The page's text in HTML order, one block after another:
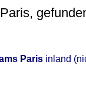
Paris inland